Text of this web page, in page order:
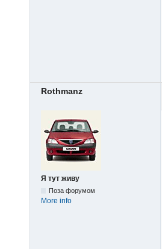
Rothmanz
Я тут живу
Поза форумом
More info